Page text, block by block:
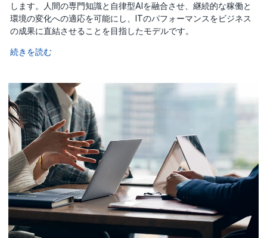
します。人間の専門知識と自律型AIを融合させ、継続的な稼働と
環境の変化への適応を可能にし、ITのパフォーマンスをビジネス
の成果に直結させることを目指したモデルです。
続きを読む